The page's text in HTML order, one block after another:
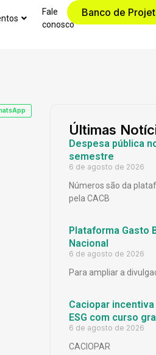
Fale
conosco
Banco de
Últimas
Despesa pública
semestre
6 de agosto de 2026
Números são da
pela CACB
Plataforma Gasto
Nacional
6 de agosto de 2026
Para ampliar a
Caciopar
ESG com curso
6 de agosto de 2026
CACIOPAR